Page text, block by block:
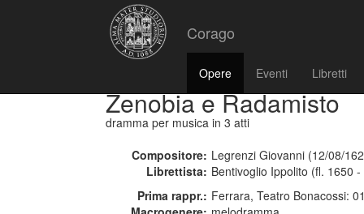
Corago
Opere Eventi Libretti
Zenobia e Radamisto
dramma per musica in 3 atti
Compositore: Legrenzi Giovanni (12/08/
Librettista: Bentivoglio Ippolito (fl. 1650 -
Prima rappr.: Ferrara, Teatro Bonacossi: